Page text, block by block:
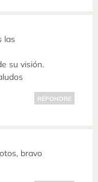
las
su visión.
RÉPONDRE
bravo